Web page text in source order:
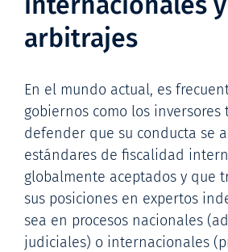
arbitrajes
En el mundo actual, es
gobiernos como los inversores
defender que su conducta se
estándares de fiscalidad
globalmente aceptados y que
sus posiciones en expertos
sea en procesos nacionales
judiciales) o internacionales